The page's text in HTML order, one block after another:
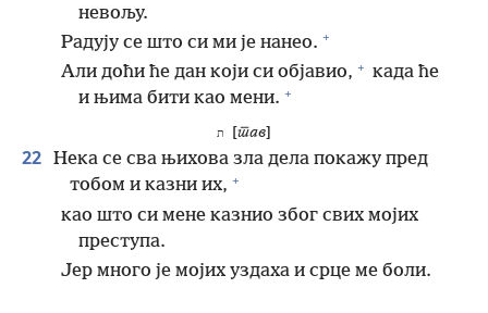
невољу.
Радују се што си ми је нанео. +
Али доћи ће дан који си објавио, + када ће
и њима бити као мени. +
ת тав
22 Нека се сва њихова зла дела покажу пред
тобом и казни их, +
као што си мене казнио због свих мојих
преступа.
Јер много је мојих уздаха и срце ме боли.